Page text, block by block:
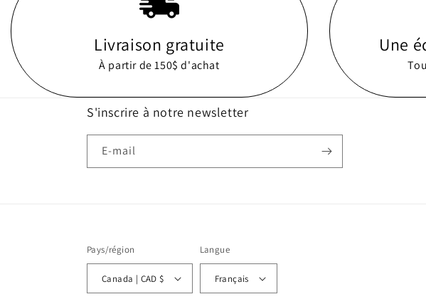
Livraison gratuite
À partir de 150$ d'achat
Une
S'inscrire à notre newsletter
E-mail
Pays/région
Canada | CAD $
Langue
Français